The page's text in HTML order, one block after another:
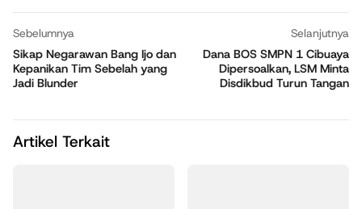
Sebelumnya
Sikap Negarawan Bang Ijo dan
Kepanikan Tim Sebelah yang
Jadi Blunder
Selanjutnya
Dana BOS SMPN 1 Cibuaya
Dipersoalkan, LSM Minta
Disdikbud Turun Tangan
Artikel Terkait